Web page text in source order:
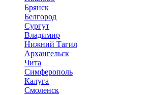
Брянск
Белгород
Сургут
Владимир
Нижний Тагил
Архангельск
Чита
Симферополь
Калуга
Смоленск